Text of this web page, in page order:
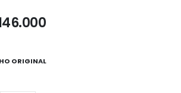
ORIGINAL